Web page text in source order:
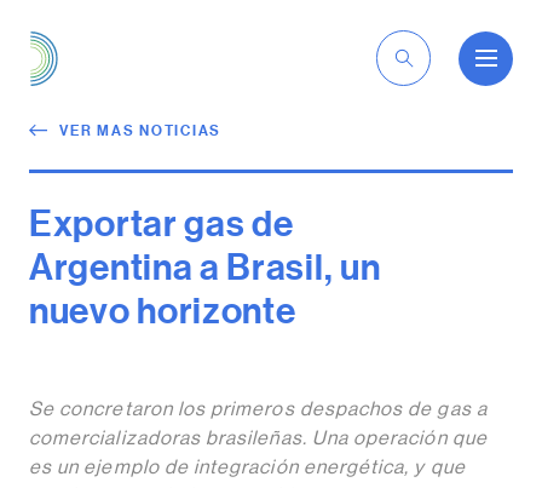
VER MAS NOTICIAS
Exportar gas de
Argentina a Brasil, un
nuevo horizonte
Se concretaron los primeros despachos de gas a
comercializadoras brasileñas. Una operación que
es un ejemplo de integración energética, y que